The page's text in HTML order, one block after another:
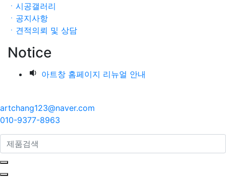
ㆍ시공갤러리
ㆍ공지사항
ㆍ견적의뢰 및 상담
Notice
아트창 홈페이지 리뉴얼 안내
artchang123@naver.com
010-9377-8963
search here